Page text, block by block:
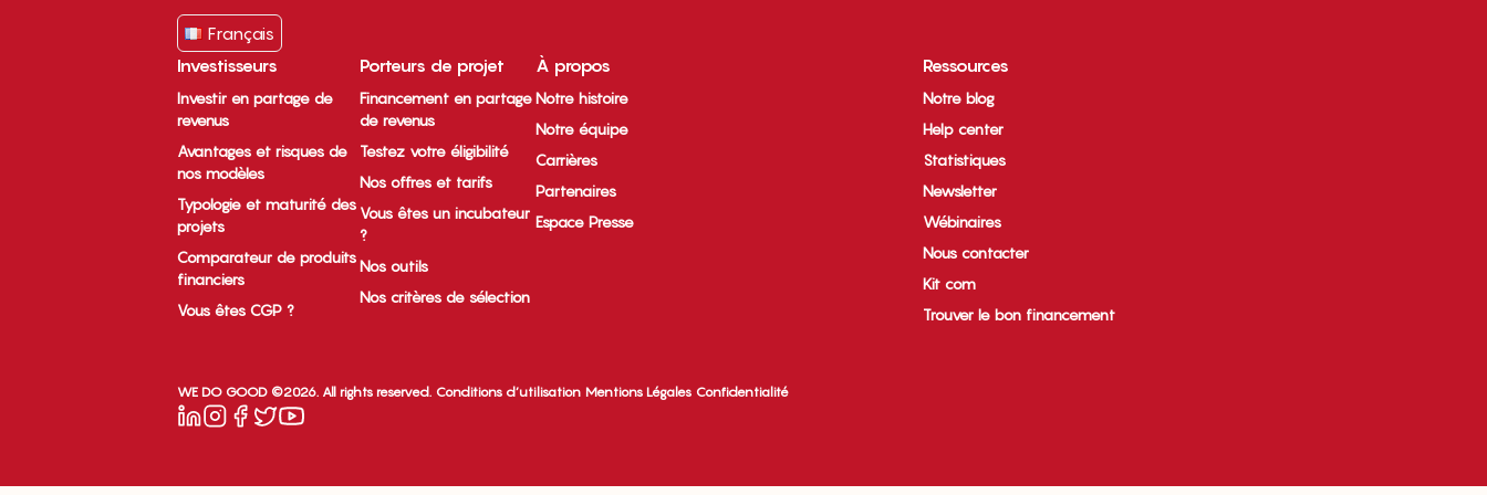
Français
Investisseurs
Investir en partage de
revenus
Avantages et risques de
nos modèles
Typologie et maturité des
projets
Comparateur de produits
financiers
Vous êtes CGP ?
Porteurs de projet
Financement en partage
de revenus
Testez votre éligibilité
Nos offres et tarifs
Vous êtes un incubateur
?
Nos outils
Nos critères de sélection
À propos
Notre histoire
Notre équipe
Carrières
Partenaires
Espace Presse
Ressources
Notre blog
Help center
Statistiques
Newsletter
Wébinaires
Nous contacter
Kit com
Trouver le bon financement
WE DO GOOD ©2026. All rights reserved. Conditions d’utilisation Mentions Légales Confidentialité